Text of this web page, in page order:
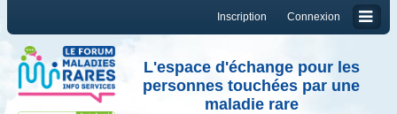
Connexion
Inscription
L'espace d'échange pour les
personnes touchées par une
maladie rare